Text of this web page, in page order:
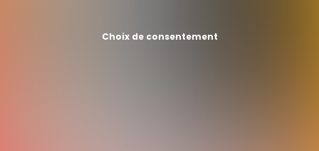
Choix de consentement